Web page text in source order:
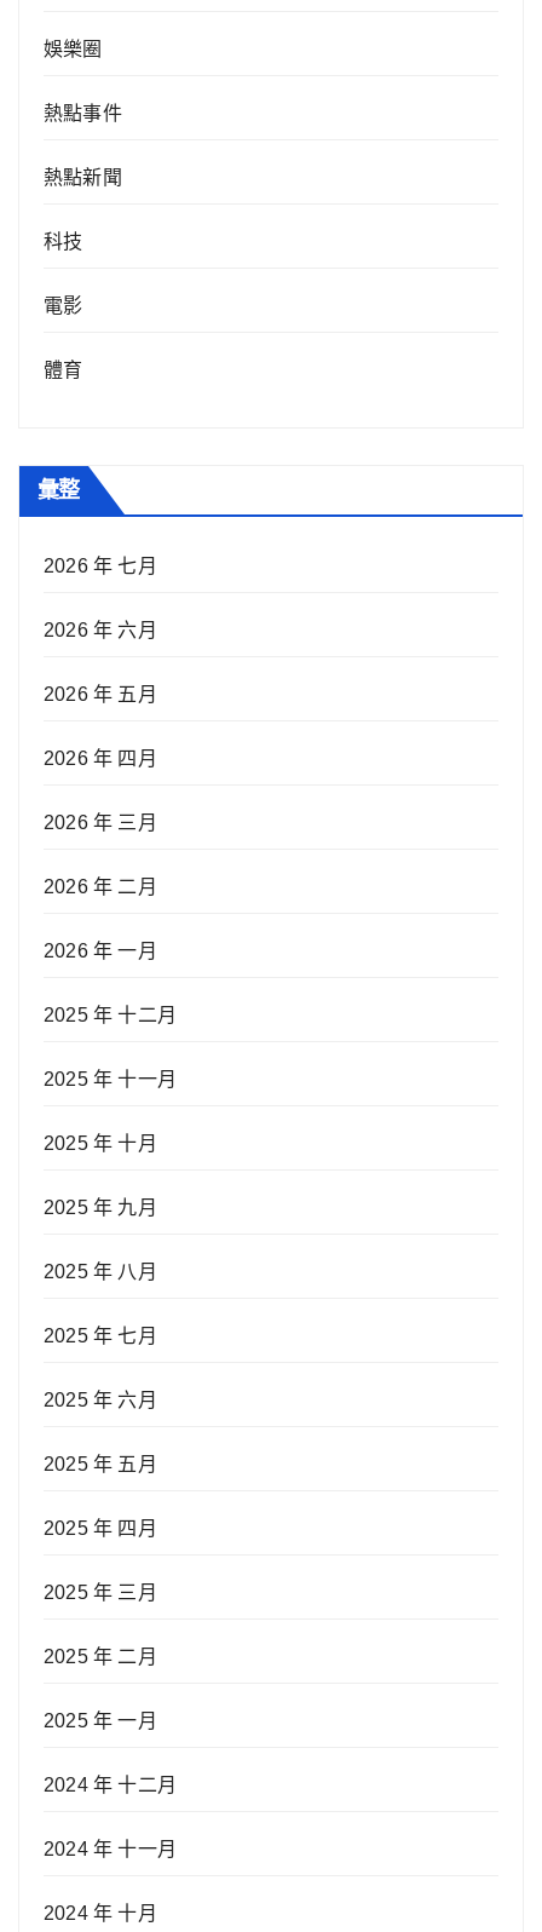
娛樂圈
熱點事件
熱點新聞
科技
電影
體育
彙整
2026 年 七月
2026 年 六月
2026 年 五月
2026 年 四月
2026 年 三月
2026 年 二月
2026 年 一月
2025 年 十二月
2025 年 十一月
2025 年 十月
2025 年 九月
2025 年 八月
2025 年 七月
2025 年 六月
2025 年 五月
2025 年 四月
2025 年 三月
2025 年 二月
2025 年 一月
2024 年 十二月
2024 年 十一月
2024 年 十月